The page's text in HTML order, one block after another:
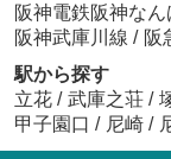
阪神電鉄阪神なん
阪神武庫川線 / 阪
駅から探す
立花 / 武庫之荘 /
甲子園口 / 尼崎 /